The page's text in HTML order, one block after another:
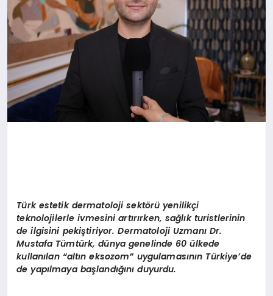
Türk estetik dermatoloji sektörü yenilikçi
teknolojilerle ivmesini artırırken, sağlık turistlerinin
de ilgisini pekiştiriyor. Dermatoloji Uzmanı Dr.
Mustafa Tümtürk, dünya genelinde 60 ülkede
kullanılan “altın eksozom” uygulamasının Türkiye’de
de yapılmaya başlandığını duyurdu.